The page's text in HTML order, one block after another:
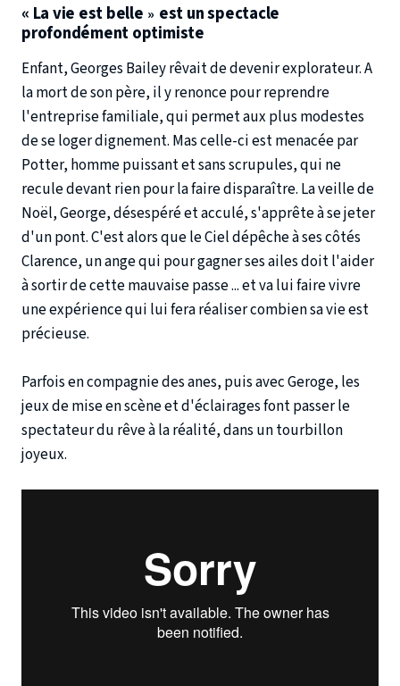
« La vie est belle » est un spectacle
profondément optimiste
Enfant, Georges Bailey rêvait de devenir explorateur. A
la mort de son père, il y renonce pour reprendre
l'entreprise familiale, qui permet aux plus modestes
de se loger dignement. Mas celle-ci est menacée par
Potter, homme puissant et sans scrupules, qui ne
recule devant rien pour la faire disparaître. La veille de
Noël, George, désespéré et acculé, s'apprête à se jeter
d'un pont. C'est alors que le Ciel dépêche à ses côtés
Clarence, un ange qui pour gagner ses ailes doit l'aider
à sortir de cette mauvaise passe ... et va lui faire vivre
une expérience qui lui fera réaliser combien sa vie est
précieuse.
Parfois en compagnie des anes, puis avec Geroge, les
jeux de mise en scène et d'éclairages font passer le
spectateur du rêve à la réalité, dans un tourbillon
joyeux.